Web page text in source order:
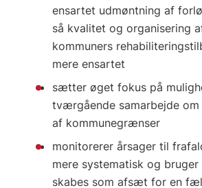
ensartet udmøntning af
så kvalitet og organisering
kommuners
mere ensartet
sætter øget fokus på
tværgående samarbejde
af kommunegrænser
monitorerer årsager til
mere systematisk og
skabes som afsæt for en